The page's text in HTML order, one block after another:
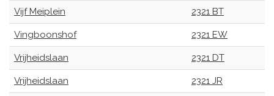
Vijf Meiplein 2321 BT
Vingboonshof 2321 EW
Vrijheidslaan 2321 DT
Vrijheidslaan 2321 JR